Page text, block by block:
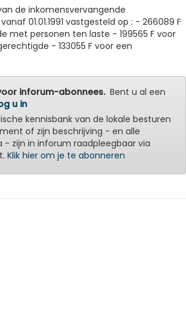
de inkomensvervangende
01.01.1991 vastgesteld op : - 266089 F
met personen ten laste - 199565 F voor
- 133055 F voor een
inforum-abonnees.Bent u al een
u in
kennisbank van de lokale besturen
of zijn beschrijving - en alle
- zijn in inforum raadpleegbaar via
Klik hier om je te abonneren